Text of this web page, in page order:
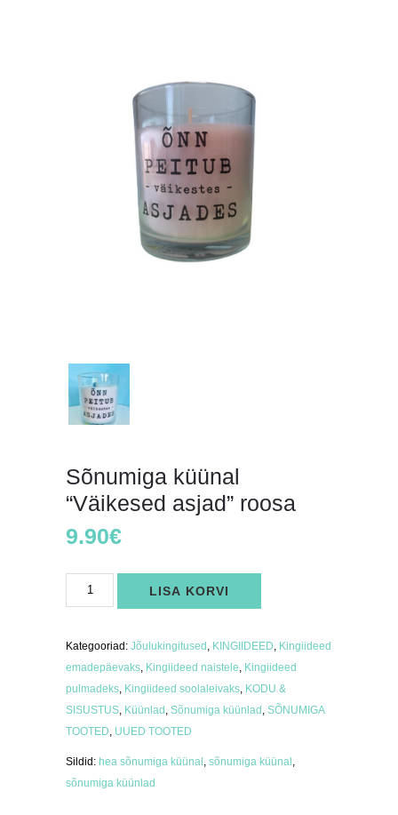
Sõnumiga küünal
“Väikesed asjad” roosa
9.90€
küünal
"Väikesed
kogus
LISA KORVI
Kategooriad: Jõulukingitused KINGIIDEED Kingiideed
emadepäevaks Kingiideed naistele Kingiideed
pulmadeks Kingiideed soolaleivaks KODU &
SISUSTUS Küünlad Sõnumiga küünlad SÕNUMIGA
TOOTED UUED TOOTED
Sildid: hea sõnumiga küünal sõnumiga küünal
sõnumiga küünlad